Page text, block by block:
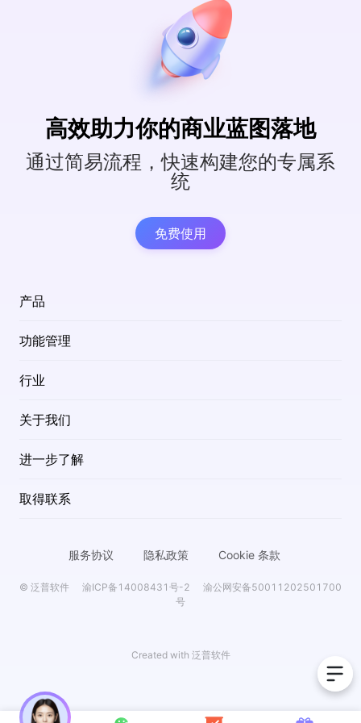
高效助力你的商业蓝图落地
通过简易流程，快速构建您的专属系
统
免费使用
产品
功能管理
行业
关于我们
进一步了解
取得联系
服务协议 隐私政策 Cookie 条款
© 泛普软件 渝ICP备14008431号-2
渝公网安备50011202501700
号
Created with 泛普软件